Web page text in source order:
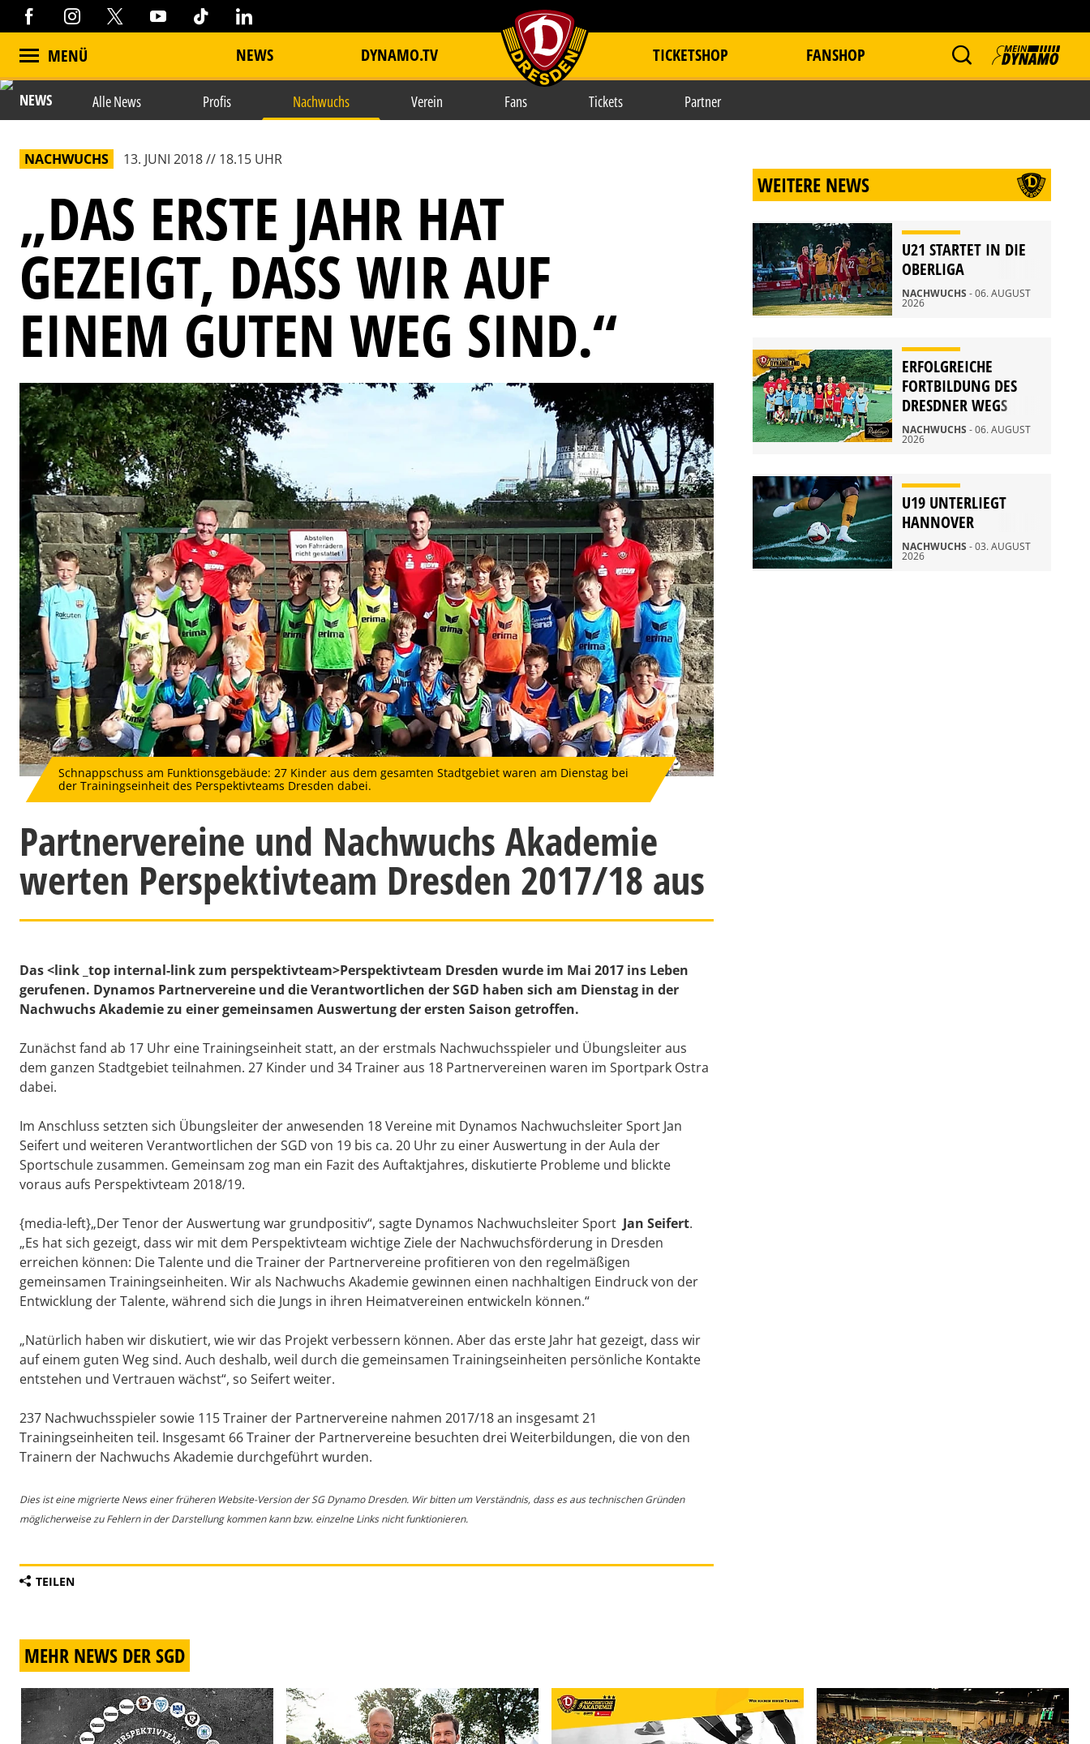
MENÜ NEWS DYNAMO.TV item.title TICKETSHOP FANSHOP
NEWS Alle News Profis Nachwuchs Verein Fans Tickets Partner
NACHWUCHS 13. JUNI 2018 // 18.15 UHR
„DAS ERSTE JAHR HAT
GEZEIGT, DASS WIR AUF
EINEM GUTEN WEG SIND.“
Schnappschuss am Funktionsgebäude: 27 Kinder aus dem gesamten Stadtgebiet waren am Dienstag bei
der Trainingseinheit des Perspektivteams Dresden dabei.
Partnervereine und Nachwuchs Akademie
werten Perspektivteam Dresden 2017/18 aus
Das <link _top internal-link zum perspektivteam>Perspektivteam Dresden wurde im Mai 2017 ins Leben
gerufenen. Dynamos Partnervereine und die Verantwortlichen der SGD haben sich am Dienstag in der
Nachwuchs Akademie zu einer gemeinsamen Auswertung der ersten Saison getroffen.
Zunächst fand ab 17 Uhr eine Trainingseinheit statt, an der erstmals Nachwuchsspieler und Übungsleiter aus
dem ganzen Stadtgebiet teilnahmen. 27 Kinder und 34 Trainer aus 18 Partnervereinen waren im Sportpark Ostra
dabei.
Im Anschluss setzten sich Übungsleiter der anwesenden 18 Vereine mit Dynamos Nachwuchsleiter Sport Jan
Seifert und weiteren Verantwortlichen der SGD von 19 bis ca. 20 Uhr zu einer Auswertung in der Aula der
Sportschule zusammen. Gemeinsam zog man ein Fazit des Auftaktjahres, diskutierte Probleme und blickte
voraus aufs Perspektivteam 2018/19.
{media-left}„Der Tenor der Auswertung war grundpositiv“, sagte Dynamos Nachwuchsleiter Sport Jan Seifert.
„Es hat sich gezeigt, dass wir mit dem Perspektivteam wichtige Ziele der Nachwuchsförderung in Dresden
erreichen können: Die Talente und die Trainer der Partnervereine profitieren von den regelmäßigen
gemeinsamen Trainingseinheiten. Wir als Nachwuchs Akademie gewinnen einen nachhaltigen Eindruck von der
Entwicklung der Talente, während sich die Jungs in ihren Heimatvereinen entwickeln können.“
„Natürlich haben wir diskutiert, wie wir das Projekt verbessern können. Aber das erste Jahr hat gezeigt, dass wir
auf einem guten Weg sind. Auch deshalb, weil durch die gemeinsamen Trainingseinheiten persönliche Kontakte
entstehen und Vertrauen wächst“, so Seifert weiter.
237 Nachwuchsspieler sowie 115 Trainer der Partnervereine nahmen 2017/18 an insgesamt 21
Trainingseinheiten teil. Insgesamt 66 Trainer der Partnervereine besuchten drei Weiterbildungen, die von den
Trainern der Nachwuchs Akademie durchgeführt wurden.
Dies ist eine migrierte News einer früheren Website-Version der SG Dynamo Dresden. Wir bitten um Verständnis, dass es aus technischen Gründen
möglicherweise zu Fehlern in der Darstellung kommen kann bzw. einzelne Links nicht funktionieren.
TEILEN
WEITERE NEWS
U21 STARTET IN DIE
OBERLIGA
NACHWUCHS - 06. AUGUST
2026
ERFOLGREICHE
FORTBILDUNG DES
DRESDNER WEGS
NACHWUCHS - 06. AUGUST
2026
U19 UNTERLIEGT
HANNOVER
NACHWUCHS - 03. AUGUST
2026
MEHR NEWS DER SGD